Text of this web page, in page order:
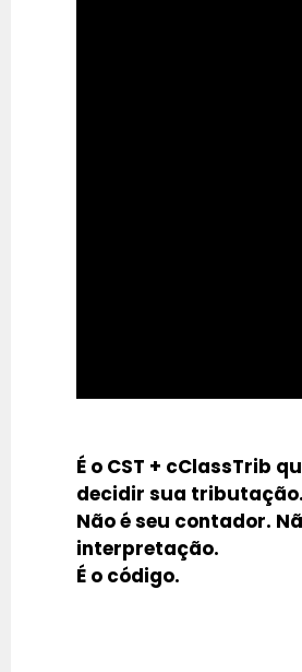
É o CST + cClassTrib
decidir sua tributação.
Não é seu contador.
interpretação.
É o código.